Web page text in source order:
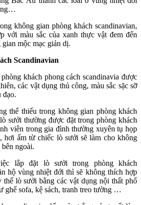
không gian phòng khách scandinavian,
với màu sắc của xanh thực vật đem đến
mộc mạc giản dị.
Scandinavian
khách phong cách scandinavia được
các vật dụng thủ công, màu sắc sặc sỡ
đạo.
thể thiếu trong không gian phòng khách
sưởi thường được đặt trong phòng khách
viên trong gia đình thường xuyên tụ họp
hơi ấm từ chiếc lò sưởi sẽ làm cho không
ngoài.
lắp đặt lò sưởi trong phòng khách
hộ vùng nhiệt đới thì sẽ không thích hợp
thế lò sưởi bằng các vật dụng nội thất phổ
ghế sofa, kệ sách, tranh treo tường …